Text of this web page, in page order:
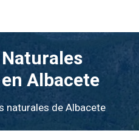
Albacete
naturales de Albacete